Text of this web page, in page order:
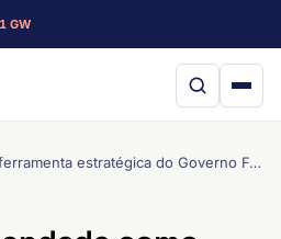
GW
Solar é recomendada como ferramenta estratégica do Governo Federal